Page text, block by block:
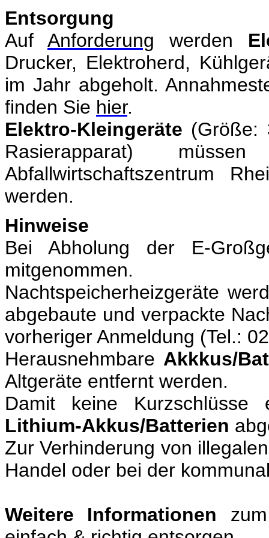
Entsorgung
Auf Anforderung werden
Drucker, Elektroherd,
im Jahr abgeholt.
finden Sie hier.
Elektro-Kleingeräte (Größe:
Rasierapparat)
Abfallwirtschaftszentrum
werden.
Hinweise
Bei Abholung der E-
mitgenommen.
Nachtspeicherheizgeräte
abgebaute und verpackte
vorheriger Anmeldung (Tel.:
Herausnehmbare Akkkus/
Altgeräte entfernt werden.
Damit keine
Lithium-Akkus/Batterien
Zur Verhinderung von
Handel oder bei der
Weitere Informationen